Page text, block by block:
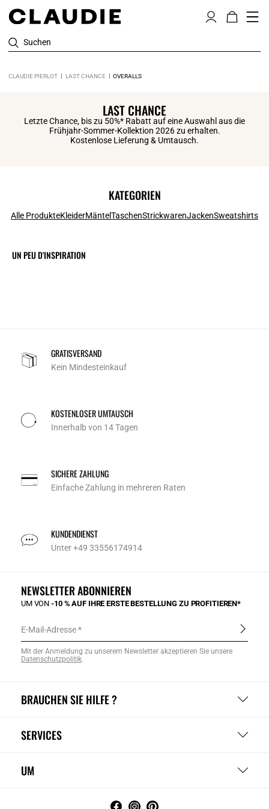
Suchen
CLAUDIE PIERLOT LAST CHANCE OVERALLS
LAST CHANCE
Letzte Chance, bis zu 50%* Rabatt auf eine Auswahl aus die
Frühjahr-Sommer-Kollektion 2026 zu erhalten.
Kostenlose Lieferung & Umtausch.
KATEGORIEN
Alle ProdukteKleiderMäntelTaschenStrickwarenJackenSweatshirts
UN PEU D'INSPIRATION
GRATISVERSAND
Kein Mindesteinkauf
KOSTENLOSER UMTAUSCH
Innerhalb von 14 Tagen
SICHERE ZAHLUNG
Einfache Zahlung in mehreren Raten
KUNDENDIENST
Unter +49 33556174914
BRAUCHEN SIE HILFE ?
SERVICES
UM
NEWSLETTER ABONNIEREN
UM VON-10 % AUF IHRE ERSTE BESTELLUNG ZU PROFITIEREN*
E-Mail-Adresse
Mit der Anmeldung zu unserem Newsletter akzeptieren Sie unsere
Datenschutzpolitik.